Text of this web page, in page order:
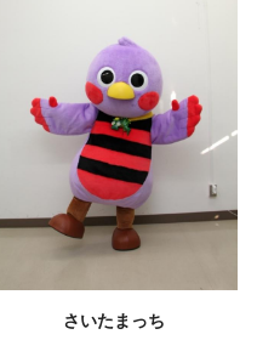
さいたまっち